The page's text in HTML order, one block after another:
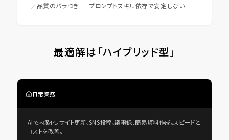
品質のバラつき — プロンプトスキル依存で安定しない
最適解は「ハイブリッド型」
日常業務
AIで内製化。サイト更新、SNS投稿、議事録、簡易資料作成。スピードと
コストを改善。